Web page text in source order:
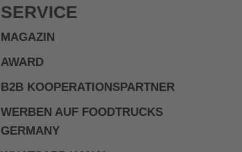
SERVICE
MAGAZIN
AWARD
B2B KOOPERATIONSPARTNER
WERBEN AUF FOODTRUCKS
GERMANY